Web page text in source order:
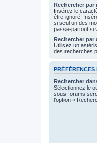
Rechercher par
Insérez le
être ignoré.
si seul un des
passe-partout si
Rechercher par
Utilisez un
des recherches
Rechercher
Sélectionnez le
sous-forums
l’option «